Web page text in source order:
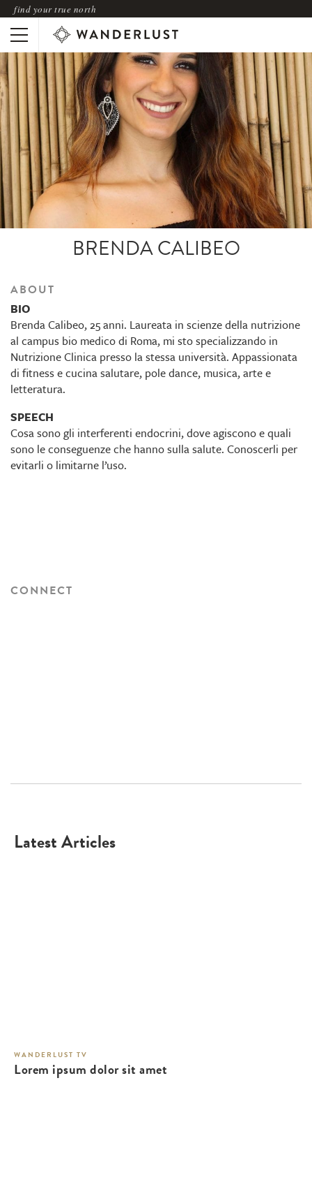
find your true north
BRENDA CALIBEO
ABOUT
BIO
Brenda Calibeo, 25 anni. Laureata in scienze della nutrizione
al campus bio medico di Roma, mi sto specializzando in
Nutrizione Clinica presso la stessa università. Appassionata
di fitness e cucina salutare, pole dance, musica, arte e
letteratura.
SPEECH
Cosa sono gli interferenti endocrini, dove agiscono e quali
sono le conseguenze che hanno sulla salute. Conoscerli per
evitarli o limitarne l’uso.
CONNECT
Latest Articles
WANDERLUST TV
Lorem ipsum dolor sit amet